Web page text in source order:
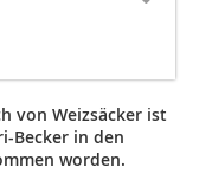
von Weizsäcker ist
Becker in den
worden.